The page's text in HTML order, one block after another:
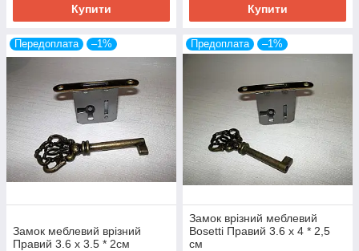
Купити Купити
Передоплата –1%
Замок меблевий врізний
Правий 3.6 x 3.5 * 2см
Предоплата –1%
Замок врізний меблевий
Bosetti Правий 3.6 x 4 * 2,5
см